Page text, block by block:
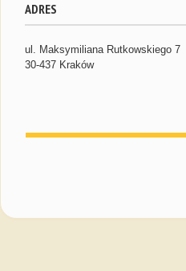
ADRES
ul. Maksymiliana Rutkowskiego 7
30-437 Kraków